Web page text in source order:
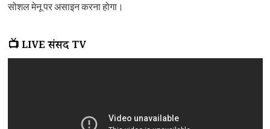
सोशल मेनू पर असाइन करना होगा।
📺 LIVE संसद TV